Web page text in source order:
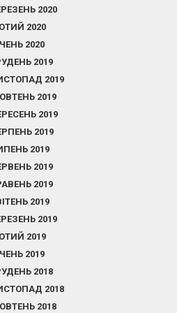
2020
2020
2020
2019
2019
2019
2019
2019
2019
2019
2019
2019
2019
2019
2019
2018
2018
2018